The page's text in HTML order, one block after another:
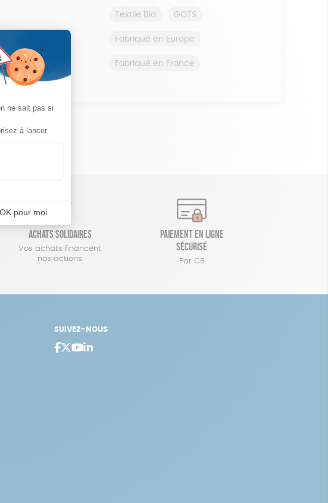
Textile Bio GOTS
Fabriqué en Europe
Fabriqué en France
Achats solidaires
Vos achats financent
nos actions
Paiement en ligne
sécurisé
Par CB
SUIVEZ-NOUS